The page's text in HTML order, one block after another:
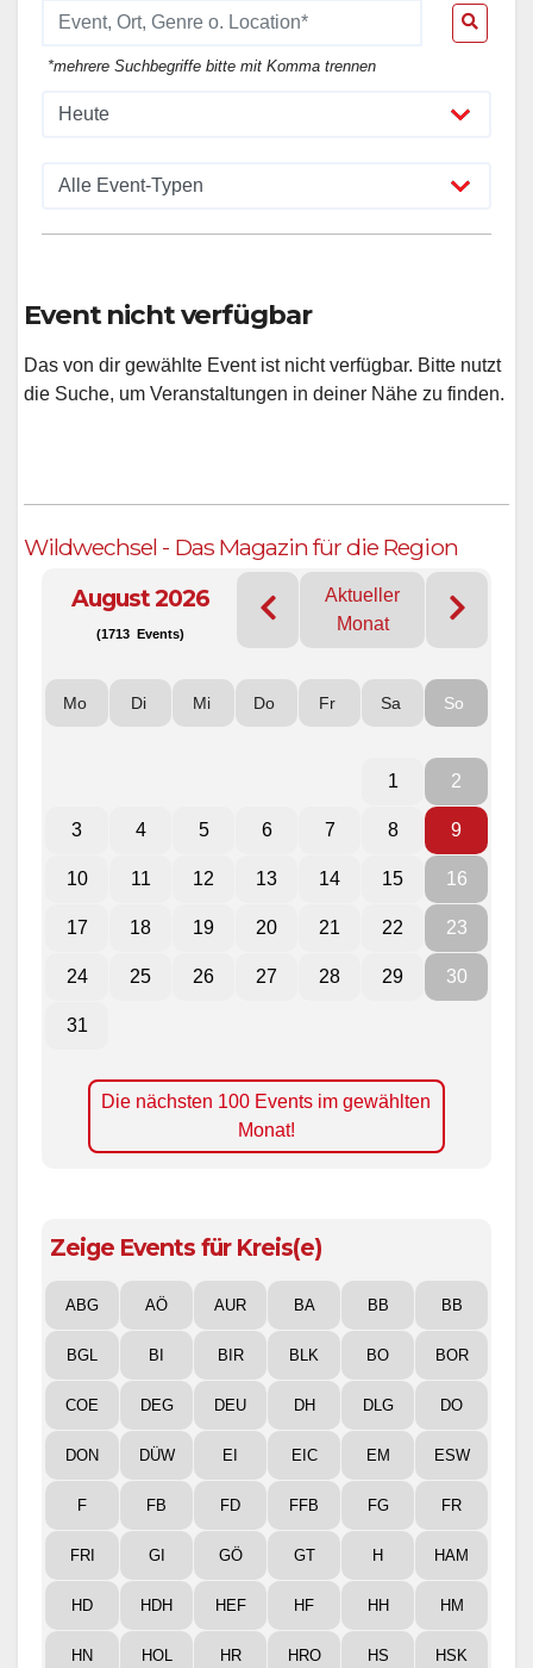
*mehrere Suchbegriffe bitte mit Komma trennen
Event nicht verfügbar
Das von dir gewählte Event ist nicht verfügbar. Bitte nutzt
die Suche, um Veranstaltungen in deiner Nähe zu finden.
Wildwechsel - Das Magazin für die Region
August 2026
(1713 Events)
Aktueller
Monat
Mo Di Mi Do Fr Sa So
1 2
3 4 5 6 7 8 9
10 11 12 13 14 15 16
17 18 19 20 21 22 23
24 25 26 27 28 29 30
31
Die nächsten 100 Events im gewählten
Monat!
Zeige Events für Kreis(e)
ABG AÖ AUR BA BB BB
BGL BI BIR BLK BO BOR
COE DEG DEU DH DLG DO
DON DÜW EI EIC EM ESW
F FB FD FFB FG FR
FRI GI GÖ GT H HAM
HD HDH HEF HF HH HM
HN HOL HR HRO HS HSK